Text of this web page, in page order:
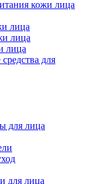
кожи лица
лица
лица
лица
для
для лица
для лица